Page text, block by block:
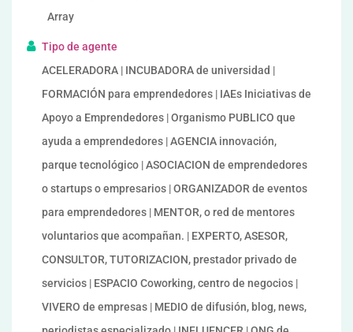
Array
Tipo de agente
ACELERADORA | INCUBADORA de universidad |
FORMACIÓN para emprendedores | IAEs Iniciativas de
Apoyo a Emprendedores | Organismo PUBLICO que
ayuda a emprendedores | AGENCIA innovación,
parque tecnológico | ASOCIACION de emprendedores
o startups o empresarios | ORGANIZADOR de eventos
para emprendedores | MENTOR, o red de mentores
voluntarios que acompañan. | EXPERTO, ASESOR,
CONSULTOR, TUTORIZACION, prestador privado de
servicios | ESPACIO Coworking, centro de negocios |
VIVERO de empresas | MEDIO de difusión, blog, news,